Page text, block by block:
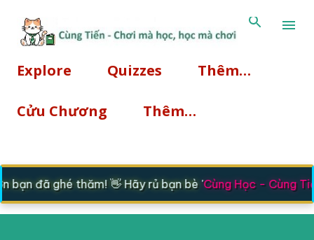
Chuyển đến nội dung chính
Explore Quizzes Thêm…
Cửu Chương Thêm…
bạn đã ghé thăm! 👋 Hãy rủ bạn bè 'Cùng Học - Cùng